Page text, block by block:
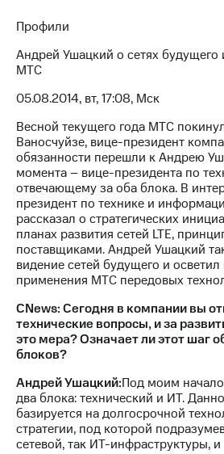
Контакты
Медиа-центр
о технологиях
Достижения
Интервью
Финансовая
отчетность
Контакты
в
регионе
и акционерам
Корпоративное
управление
Корпоративный
секретарь
Профили
Андрей Ушацкий о сетях будущего
МТС
05.08.2014, вт, 17:08, Мск
Весной текущего года МТС
Ваносчуйзе, вице-президент
обязанности перешли к Андрею
момента – вице-президента по
отвечающему за оба блока. В
президент по технике и
рассказал о стратегических
планах развития сетей LTE,
поставщиками. Андрей Ушацкий
видение сетей будущего и
применения МТС передовых
CNews: Сегодня в компании вы
технические вопросы, и за
это мера? Означает ли этот шаг
блоков?
Андрей Ушацкий:Под моим
два блока: технический и ИТ.
базируется на долгосрочной
стратегии, под которой
сетевой, так ИТ-инфраструктуры,